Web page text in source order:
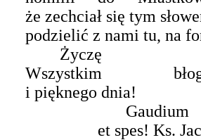
że zechciał się tym
podzielić z nami tu, na
Życzę
Wszystkim
i pięknego dnia!
Gaudium
et spes! Ks.